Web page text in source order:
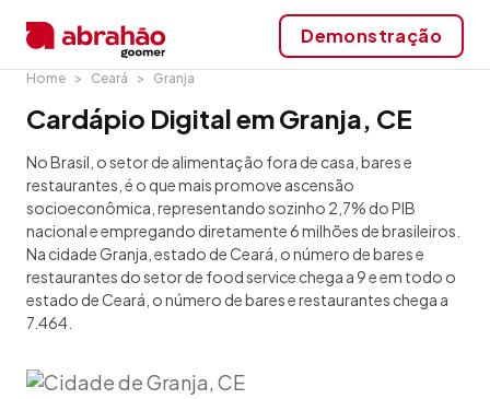
Demonstração
Home Ceará Granja
Cardápio Digital em Granja, CE
No Brasil, o setor de alimentação fora de casa, bares e
restaurantes, é o que mais promove ascensão
socioeconômica, representando sozinho 2,7% do PIB
nacional e empregando diretamente 6 milhões de brasileiros.
Na cidade Granja, estado de Ceará, o número de bares e
restaurantes do setor de food service chega a 9 e em todo o
estado de Ceará, o número de bares e restaurantes chega a
7.464.